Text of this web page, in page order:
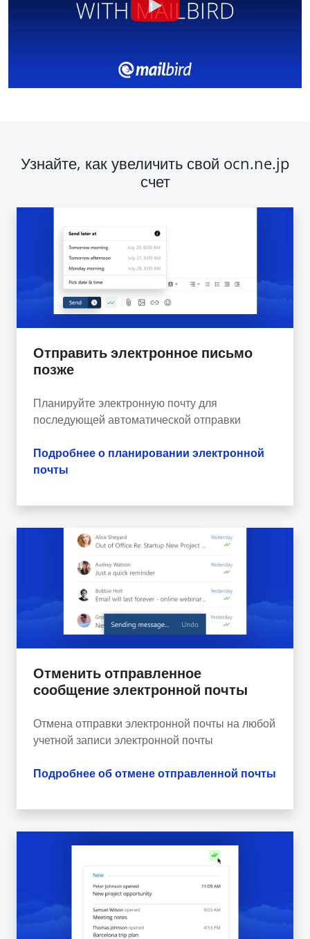
Узнайте, как увеличить свой ocn.ne.jp
счет
Отправить электронное письмо
позже
Планируйте электронную почту для
последующей автоматической отправки
Подробнее о планировании электронной
почты
Отменить отправленное
сообщение электронной почты
Отмена отправки электронной почты на любой
учетной записи электронной почты
Подробнее об отмене отправленной почты